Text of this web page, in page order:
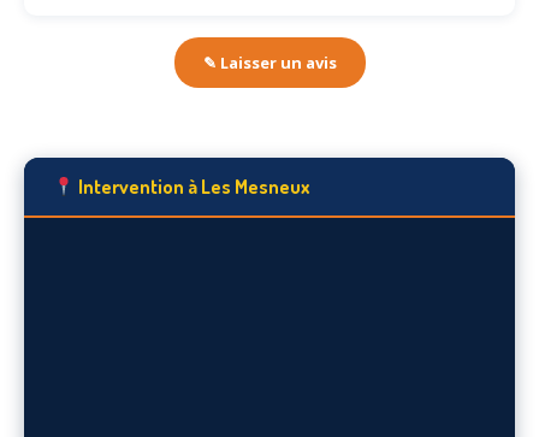
✎ Laisser un avis
Intervention à Les Mesneux